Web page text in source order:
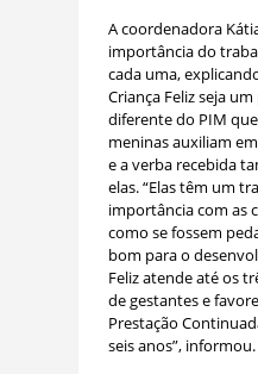
A coordenadora
importância do
cada uma,
Criança Feliz seja
diferente do PIM
meninas auxiliam
e a verba recebida
elas. “Elas têm um
importância com as
como se fossem
bom para o
Feliz atende até os
de gestantes e
Prestação
seis anos”, informou.